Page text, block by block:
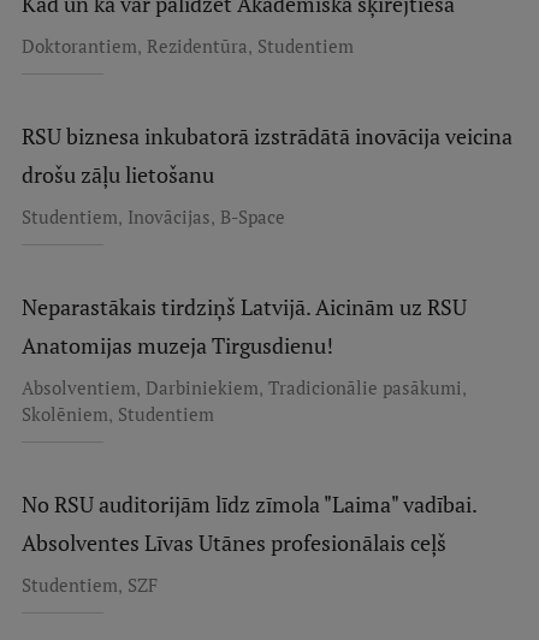
Doktorantiem, Rezidentūra, Studentiem
RSU biznesa inkubatorā izstrādātā inovācija veicina
drošu zāļu lietošanu
Studentiem, Inovācijas, B-Space
Neparastākais tirdziņš Latvijā. Aicinām uz RSU
Anatomijas muzeja Tirgusdienu!
Absolventiem, Darbiniekiem, Tradicionālie pasākumi,
Skolēniem, Studentiem
No RSU auditorijām līdz zīmola "Laima" vadībai.
Absolventes Līvas Utānes profesionālais ceļš
Studentiem, SZF